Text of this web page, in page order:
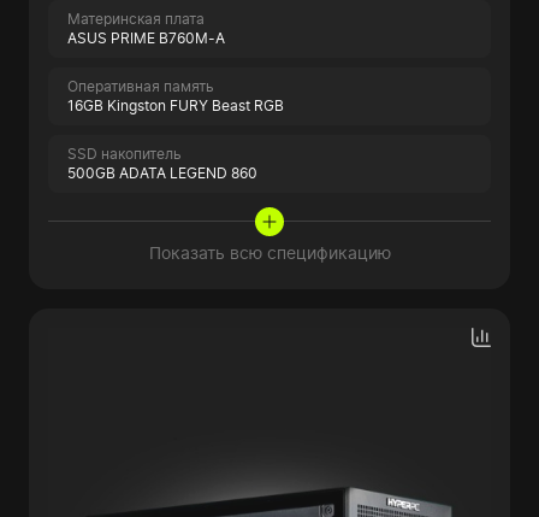
Материнская плата
ASUS PRIME B760M-A
Оперативная память
16GB Kingston FURY Beast RGB
SSD накопитель
500GB ADATA LEGEND 860
Показать всю спецификацию